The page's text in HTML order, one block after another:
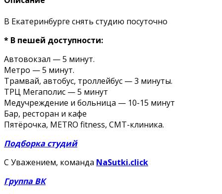
В Екатеринбурге снять студию посуточно
* В пешей доступности:
Автовокзал — 5 минут.
Метро — 5 минут.
Трамвай, автобус, троллейбус — 3 минуты.
ТРЦ Мегаполис — 5 минут
Медучреждение и больница — 10-15 минут
Бар, ресторан и кафе
Пятёрочка, METRO fitness, СМТ-клиника.
Подборка студий
С Уважением, команда NaSutki.click
Группа ВК